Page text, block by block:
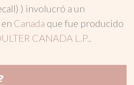
) involucró a un
Canada que fue producido
CANADA L.P..